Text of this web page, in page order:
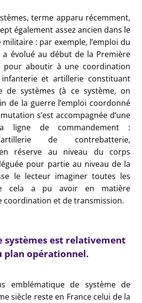
terme apparu récemment,
également assez ancien dans le
: par exemple, l’emploi du
évolué au début de la Première
pour aboutir à une coordination
infanterie et artillerie constituant
de systèmes (à ce système, on
de la guerre l’emploi coordonné
s’est accompagnée d’une
ligne de commandement :
de contrebatterie,
réserve au niveau du corps
pour partie au niveau de la
le lecteur imaginer toutes les
cela a pu avoir en matière
coordination et de transmission.
systèmes est relativement
plan opérationnel.
emblématique de système de
siècle reste en France celui de la